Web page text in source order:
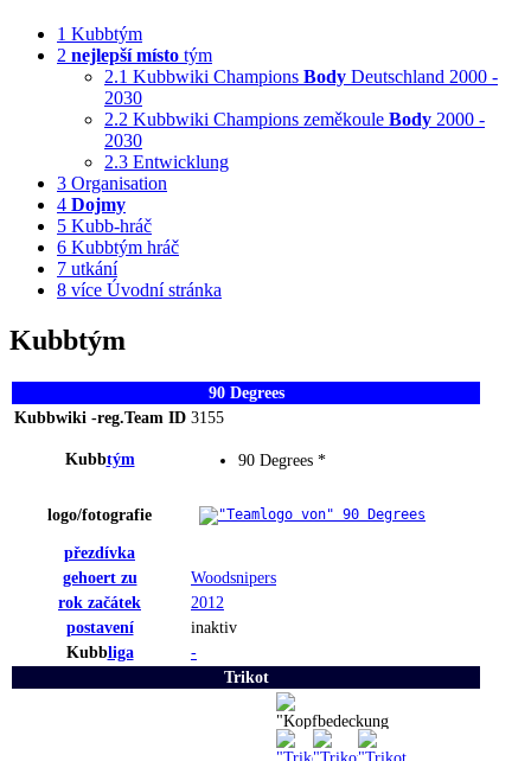
1 Kubbtým
2 nejlepší místo tým
2.1 Kubbwiki Champions Body Deutschland 2000 -
2030
2.2 Kubbwiki Champions zeměkoule Body 2000 -
2030
2.3 Entwicklung
3 Organisation
4 Dojmy
5 Kubb-hráč
6 Kubbtým hráč
7 utkání
8 více Úvodní stránka
Kubbtým
90 Degrees
Kubbwiki -reg.Team ID 3155
Kubbtým 90 Degrees *
logo/fotografie
přezdívka
gehoert zu
Woodsnipers
rok začátek
2012
postavení
inaktiv
Kubbliga
-
Trikot